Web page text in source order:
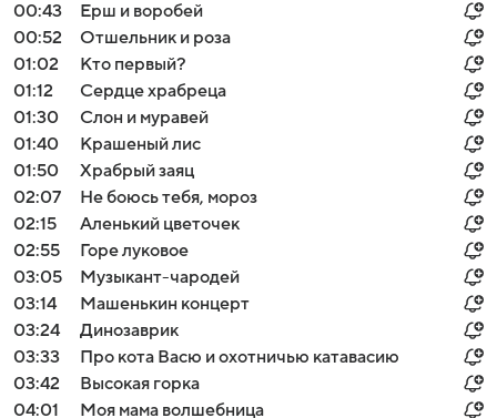
00:43
Ерш и воробей
00:52
Отшельник и роза
01:02
Кто первый?
01:12
Сердце храбреца
01:30
Слон и муравей
01:40
Крашеный лис
01:50
Храбрый заяц
02:07
Не боюсь тебя, мороз
02:15
Аленький цветочек
02:55
Горе луковое
03:05
Музыкант-чародей
03:14
Мaшенькин кoнцерт
03:24
Динозаврик
03:33
Про кота Васю и охотничью катавасию
03:42
Высокая горка
04:01
Моя мама волшебница